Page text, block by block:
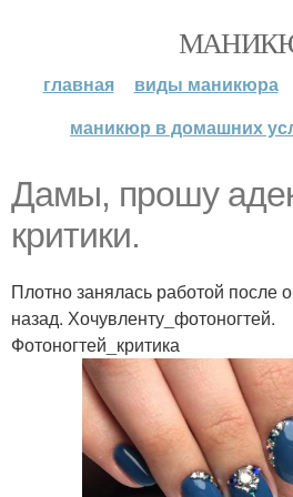
главная виды маникюра
маникюр в домашних
Дамы, прошу
критики.
Плотно занялась работой после
назад. Хочувленту_фотоногтей.
Фотоногтей_критика